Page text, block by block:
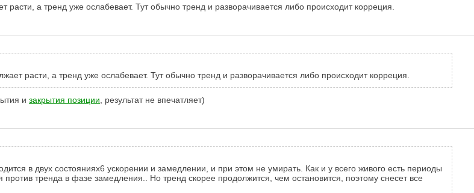
а тренд уже ослабевает. Тут обычно тренд и разворачивается либо происходит корреция.
расти, а тренд уже ослабевает. Тут обычно тренд и разворачивается либо происходит корреция.
и закрытия позиции , результат не впечатляет)
в двух состояниях6 ускорении и замедлении, и при этом не умирать. Как и у всего живого есть периоды
против тренда в фазе замедления.. Но тренд скорее продолжится, чем остановится, поэтому снесет все